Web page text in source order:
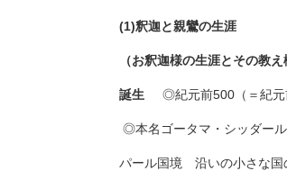
(1)釈迦と親鸞の生涯
（お釈迦様の生涯とその教え
誕生 ◎紀元前500（＝紀元
◎本名ゴータマ・シッダー
パール国境 沿いの小さな国